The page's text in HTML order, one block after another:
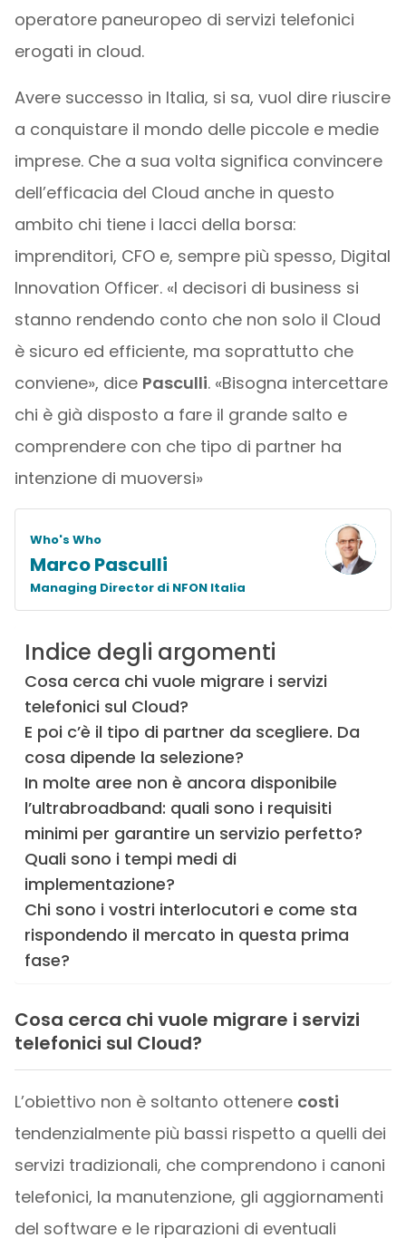
operatore paneuropeo di servizi telefonici
erogati in cloud.
Avere successo in Italia, si sa, vuol dire riuscire
a conquistare il mondo delle piccole e medie
imprese. Che a sua volta significa convincere
dell’efficacia del Cloud anche in questo
ambito chi tiene i lacci della borsa:
imprenditori, CFO e, sempre più spesso, Digital
Innovation Officer. «I decisori di business si
stanno rendendo conto che non solo il Cloud
è sicuro ed efficiente, ma soprattutto che
conviene», dice Pasculli. «Bisogna intercettare
chi è già disposto a fare il grande salto e
comprendere con che tipo di partner ha
intenzione di muoversi»
Who's Who
Marco Pasculli
Managing Director di NFON Italia
Indice degli argomenti
Cosa cerca chi vuole migrare i servizi
telefonici sul Cloud?
E poi c’è il tipo di partner da scegliere. Da
cosa dipende la selezione?
In molte aree non è ancora disponibile
l’ultrabroadband: quali sono i requisiti
minimi per garantire un servizio perfetto?
Quali sono i tempi medi di
implementazione?
Chi sono i vostri interlocutori e come sta
rispondendo il mercato in questa prima
fase?
Cosa cerca chi vuole migrare i servizi
telefonici sul Cloud?
L’obiettivo non è soltanto ottenere costi
tendenzialmente più bassi rispetto a quelli dei
servizi tradizionali, che comprendono i canoni
telefonici, la manutenzione, gli aggiornamenti
del software e le riparazioni di eventuali